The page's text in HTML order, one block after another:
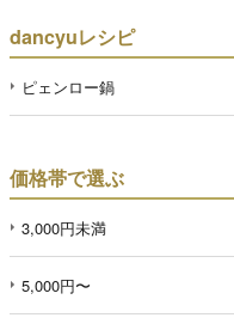
dancyuレシピ
ピェンロー鍋
価格帯で選ぶ
3,000円未満
5,000円〜